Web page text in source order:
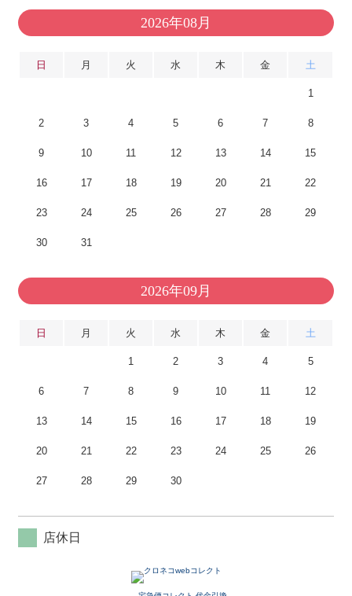
2026年08月
日 月 火 水 木 金 土
1
2 3 4 5 6 7 8
9 10 11 12 13 14 15
16 17 18 19 20 21 22
23 24 25 26 27 28 29
30 31
2026年09月
日 月 火 水 木 金 土
1 2 3 4 5
6 7 8 9 10 11 12
13 14 15 16 17 18 19
20 21 22 23 24 25 26
27 28 29 30
店休日